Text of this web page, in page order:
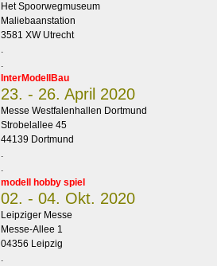
Het Spoorwegmuseum
Maliebaanstation
3581 XW Utrecht
.
.
InterModellBau
23. - 26. April 2020
Messe Westfalenhallen Dortmund
Strobelallee 45
44139 Dortmund
.
.
modell hobby spiel
02. - 04. Okt. 2020
Leipziger Messe
Messe-Allee 1
04356 Leipzig
.